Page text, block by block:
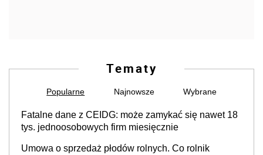
Tematy
Popularne Najnowsze Wybrane
Fatalne dane z CEIDG: może zamykać się nawet 18
tys. jednoosobowych firm miesięcznie
Umowa o sprzedaż płodów rolnych. Co rolnik